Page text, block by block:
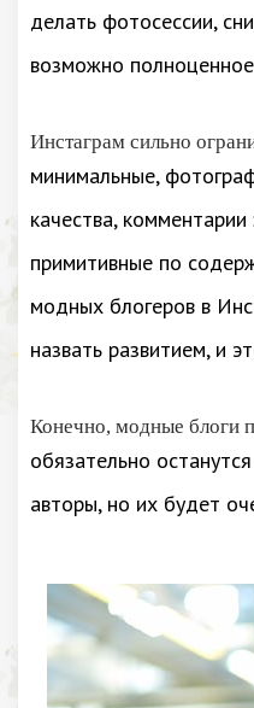
делать фотосессии,
возможно
Инстаграм сильно
минимальные,
качества,
примитивные по
модных блогеров в
назвать развитием, и
Конечно, модные блоги
обязательно
авторы, но их будет